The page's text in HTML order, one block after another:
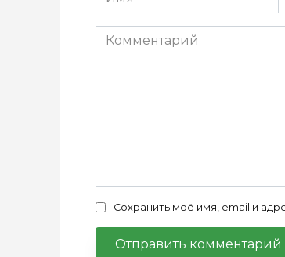
*
Комментарий
Сохранить моё имя, email и